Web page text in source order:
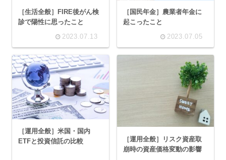
［生活全般］FIRE後がん検
診で陽性に思ったこと
2023.07.13
［国民年金］農業者年金に
起こったこと
2023.07.05
［運用全般］米国・国内
ETFと投資信託の比較
［運用全般］リスク資産取
崩時の資産価格変動の影響